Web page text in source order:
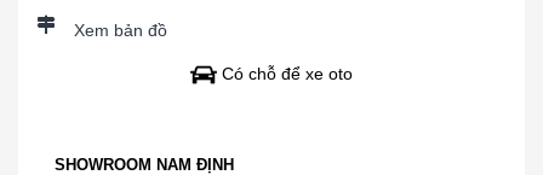
Xem bản đồ
Có chỗ để xe oto
SHOWROOM NAM ĐỊNH